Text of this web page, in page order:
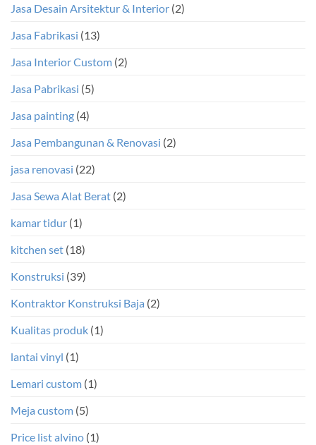
Jasa Desain Arsitektur & Interior (2)
Jasa Fabrikasi (13)
Jasa Interior Custom (2)
Jasa Pabrikasi (5)
Jasa painting (4)
Jasa Pembangunan & Renovasi (2)
jasa renovasi (22)
Jasa Sewa Alat Berat (2)
kamar tidur (1)
kitchen set (18)
Konstruksi (39)
Kontraktor Konstruksi Baja (2)
Kualitas produk (1)
lantai vinyl (1)
Lemari custom (1)
Meja custom (5)
Price list alvino (1)